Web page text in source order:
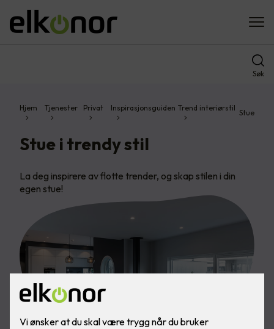
Søk
Hjem Tjenester Privat Inspirasjonsguiden Trend interiørstil
Stue
Stue i trendy stil
La deg inspirere av flotte trender, og skap stilen i din
egen stue!